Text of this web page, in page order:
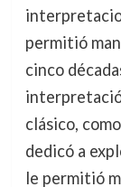
permitió
cinco
clásico, como
dedicó a
le permitió